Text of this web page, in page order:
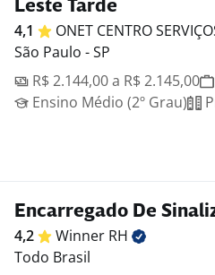
Leste Tarde
4,1 ONET CENTRO
São Paulo - SP
R$ 2.144,00 a R$ 2.145,00
Ensino Médio (2º Grau)
Encarregado De
4,2 Winner RH
Todo Brasil